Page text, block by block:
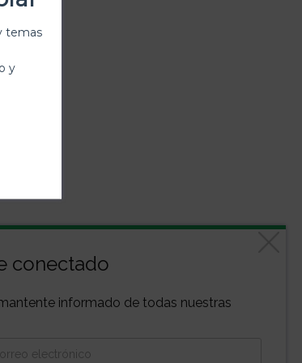
conectado
informado de todas nuestras
temas
y